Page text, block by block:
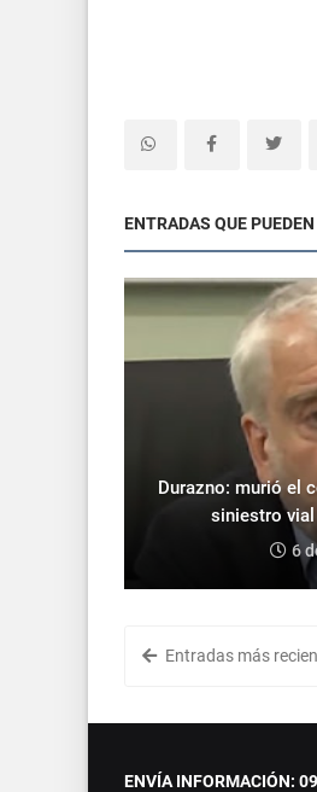
ENTRADAS QUE
Durazno: murió el
siniestro vial
6
Entradas más
ENVÍA INFORMACIÓN: